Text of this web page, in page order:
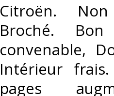
‎Citroën.
Broché.
convenable,
Intérieur
pages